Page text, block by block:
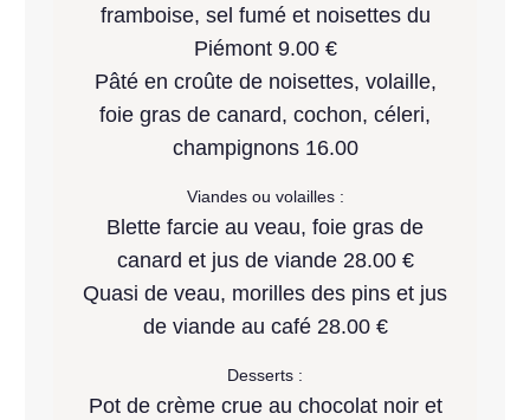
framboise, sel fumé et noisettes du
Piémont 9.00 €
Pâté en croûte de noisettes, volaille,
foie gras de canard, cochon, céleri,
champignons 16.00
Viandes ou volailles :
Blette farcie au veau, foie gras de
canard et jus de viande 28.00 €
Quasi de veau, morilles des pins et jus
de viande au café 28.00 €
Desserts :
Pot de crème crue au chocolat noir et